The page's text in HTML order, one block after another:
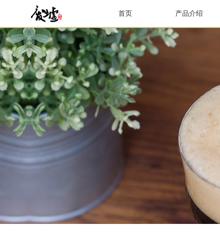
首页 产品介绍